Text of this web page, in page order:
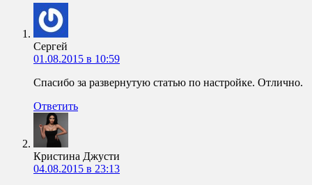
Сергей
01.08.2015 в 10:59
Спасибо за развернутую статью по настройке. Отлично.
Ответить
Кристина Джусти
04.08.2015 в 23:13